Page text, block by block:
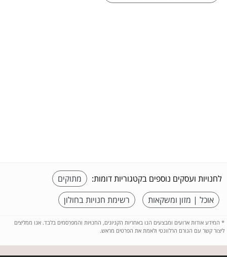
לחנויות ועסקים נוספים בקטגוריות דומות:
מתוקים
אוכל | מזון ומשקאות
רשימת חנויות בחולון
* המידע אודות ארועים ומבצעים הנו באחריות הקניונים, החנויות והמפרסמים בלבד. אנו ממליצים
ליצור קשר עם הגורם הרלוונטי ולאמת את הפרטים מראש.